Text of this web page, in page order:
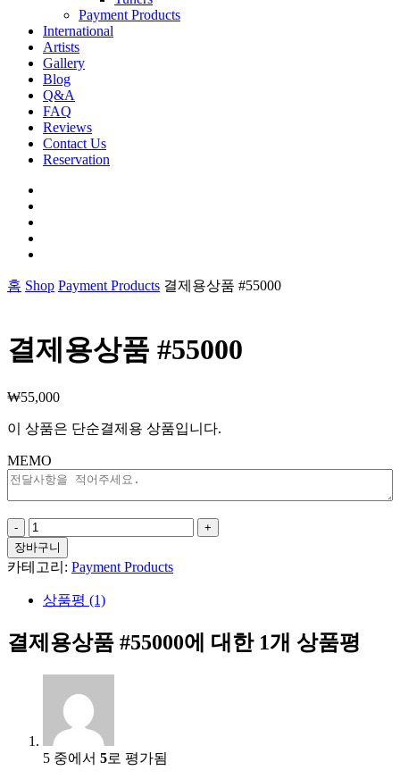
Payment Products
International
Artists
Gallery
Blog
Q&A
FAQ
Reviews
Contact Us
Reservation
홈 Shop Payment Products 결제용상품 #55000
결제용상품 #55000
₩55,000
이 상품은 단순결제용 상품입니다.
MEMO
결
제
용
품
수
량
장바구니
카테고리: Payment Products
상품평 (1)
결제용상품 #55000에 대한 1개 상품평
5 중에서 5로 평가됨